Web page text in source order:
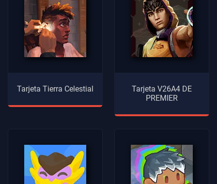
Tarjeta Tierra Celestial
Tarjeta V26A4 DE
PREMIER